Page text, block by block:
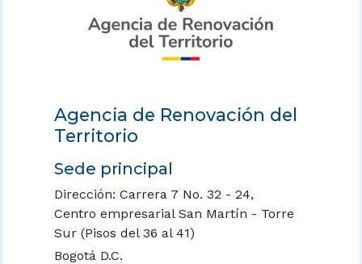
Agencia de Renovación del
Territorio
Sede principal
Dirección: Carrera 7 No. 32 - 24,
Centro empresarial San Martín - Torre
Sur (Pisos del 36 al 41)
Bogotá D.C.